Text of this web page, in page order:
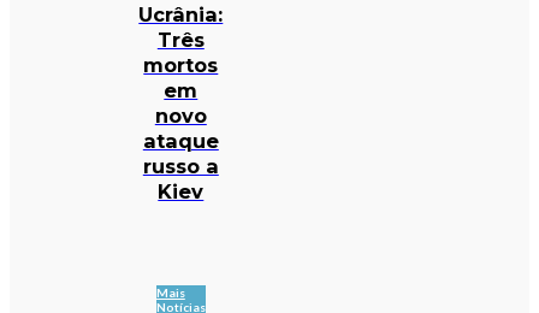
Ucrânia:
Três
mortos
em
novo
ataque
russo a
Kiev
Mais
Notícias